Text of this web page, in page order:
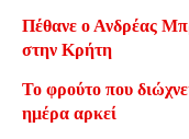
Πέθανε ο Ανδρέας
στην Κρήτη
Το φρούτο που
ημέρα αρκεί